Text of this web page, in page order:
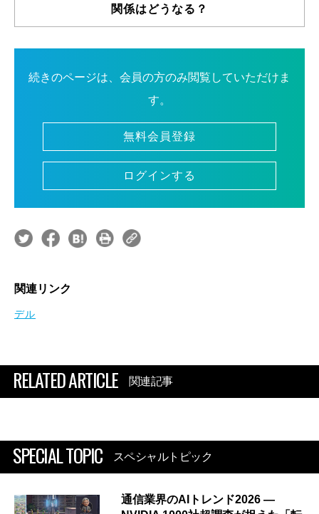
関係はどうなる？
続きのページは、会員の方のみ閲覧していただけま
す。
無料会員登録
ログインする
関連リンク
デル
RELATED ARTICLE 関連記事
SPECIAL TOPIC スペシャルトピック
通信業界のAIトレンド2026 ―